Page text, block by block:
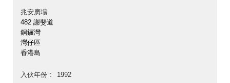
兆安廣場
482 謝斐道
銅鑼灣
灣仔區
香港島
入伙年份
1992